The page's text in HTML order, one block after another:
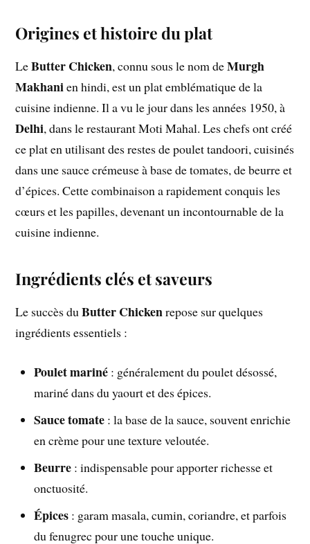
Origines et histoire du plat
LeButter Chicken, connu sous le nom deMurgh
Makhanien hindi, est un plat emblématique de la
cuisine indienne. Il a vu le jour dans les années 1950, à
Delhi, dans le restaurant Moti Mahal. Les chefs ont créé
ce plat en utilisant des restes de poulet tandoori, cuisinés
dans une sauce crémeuse à base de tomates, de beurre et
d’épices. Cette combinaison a rapidement conquis les
cœurs et les papilles, devenant un incontournable de la
cuisine indienne.
Ingrédients clés et saveurs
Le succès duButter Chickenrepose sur quelques
ingrédients essentiels :
Poulet mariné : généralement du poulet désossé,
mariné dans du yaourt et des épices.
Sauce tomate : la base de la sauce, souvent enrichie
en crème pour une texture veloutée.
Beurre : indispensable pour apporter richesse et
onctuosité.
Épices : garam masala, cumin, coriandre, et parfois
du fenugrec pour une touche unique.